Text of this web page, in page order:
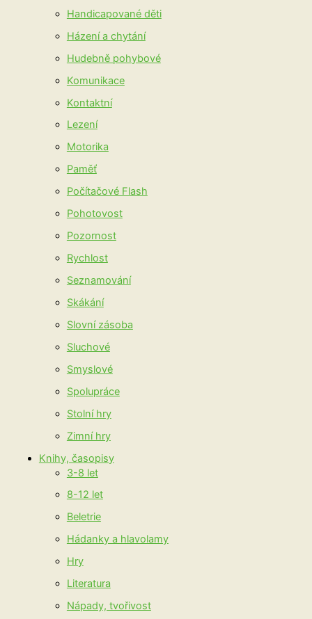
Handicapované děti
Házení a chytání
Hudebně pohybové
Komunikace
Kontaktní
Lezení
Motorika
Paměť
Počítačové Flash
Pohotovost
Pozornost
Rychlost
Seznamování
Skákání
Slovní zásoba
Sluchové
Smyslové
Spolupráce
Stolní hry
Zimní hry
Knihy, časopisy
3-8 let
8-12 let
Beletrie
Hádanky a hlavolamy
Hry
Literatura
Nápady, tvořivost